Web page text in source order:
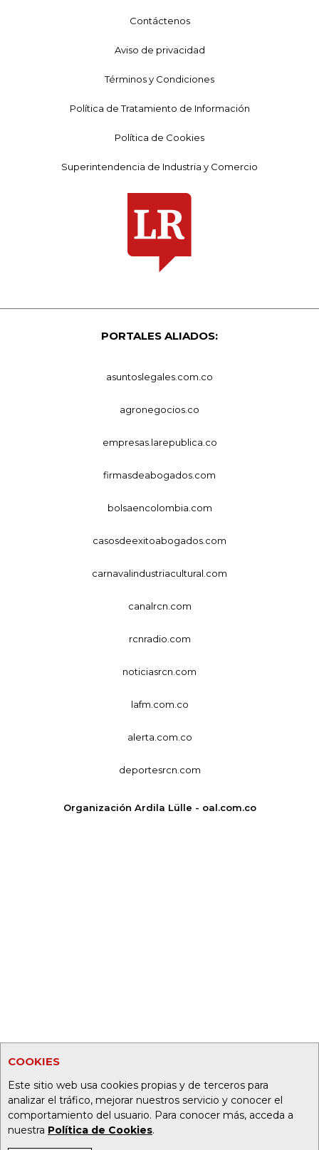
COOKIES
Este sitio web usa cookies propias y de terceros para
analizar el tráfico, mejorar nuestros servicio y conocer el
comportamiento del usuario. Para conocer más, acceda a
nuestra Política de Cookies.
Contáctenos
Aviso de privacidad
Términos y Condiciones
Política de Tratamiento de Información
Política de Cookies
Superintendencia de Industria y Comercio
PORTALES ALIADOS:
asuntoslegales.com.co
agronegocios.co
empresas.larepublica.co
firmasdeabogados.com
bolsaencolombia.com
casosdeexitoabogados.com
carnavalindustriacultural.com
canalrcn.com
rcnradio.com
noticiasrcn.com
lafm.com.co
alerta.com.co
deportesrcn.com
Organización Ardila Lülle - oal.com.co